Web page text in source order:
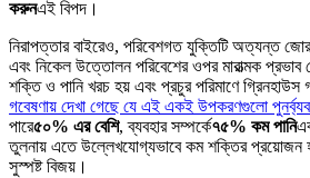
করুনএই বিপদ।
নিরাপত্তার বাইরেও, পরিবেশগত যুক্তিটি অত্যন্ত
এবং নিকেল উত্তোলন পরিবেশের ওপর মারাত্মক
শক্তি ও পানি খরচ হয় এবং প্রচুর পরিমাণে গ্রিনহাউস
গবেষণায় দেখা গেছে যে এই একই উপকরণগুলো
পারে৫০% এর বেশি, ব্যবহার সম্পর্কে৭৫% কম পানি
তুলনায় এতে উল্লেখযোগ্যভাবে কম শক্তির প্রয়োজন
সুস্পষ্ট বিজয়।